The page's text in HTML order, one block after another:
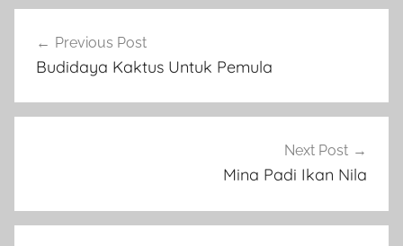
pos
Previous Post
Budidaya Kaktus Untuk Pemula
Next Post
Mina Padi Ikan Nila